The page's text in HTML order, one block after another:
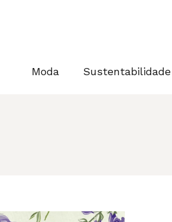
Moda Sustentabilidade